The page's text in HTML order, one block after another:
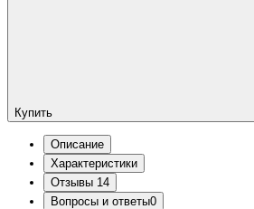
Купить
Описание
Характеристики
Отзывы 14
Вопросы и ответы0